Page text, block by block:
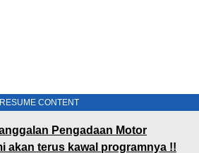
CONTENT
Pengadaan Motor
akan terus kawal programnya !!